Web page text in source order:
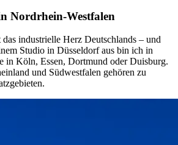
Nordrhein-Westfalen
industrielle Herz Deutschlands – und
Studio in Düsseldorf aus bin ich in
in Köln, Essen, Dortmund oder Duisburg.
und Südwestfalen gehören zu